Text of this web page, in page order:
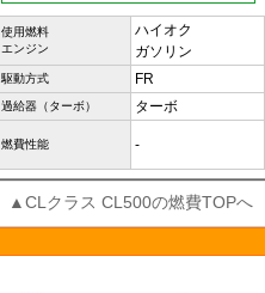
使用燃料
エンジン
ハイオク
ガソリン
駆動方式 FR
過給器（ターボ） ターボ
燃費性能 -
▲CLクラス CL500の燃費TOPへ